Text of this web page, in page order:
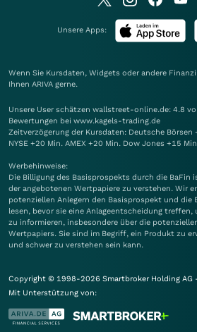
Unsere Apps:
Wenn Sie Kursdaten, Widgets oder andere
Ihnen ARIVA gerne.
Unsere User schätzen wallstreet-online.de: 4.8
Bewertungen bei www.kagels-trading.de
Zeitverzögerung der Kursdaten: Deutsche Börsen
NYSE +20 Min. AMEX +20 Min. Dow Jones +15
Werbehinweise:
Die Billigung des Basisprospekts durch die
der angebotenen Wertpapiere zu verstehen. Wir
potenziellen Anlegern den Basisprospekt und die
lesen, bevor sie eine Anlageentscheidung
zu informieren, insbesondere über die
Wertpapiers. Sie sind im Begriff, ein Produkt zu
und schwer zu verstehen sein kann.
Copyright © 1998-2026 Smartbroker Holding AG
Mit Unterstützung von: